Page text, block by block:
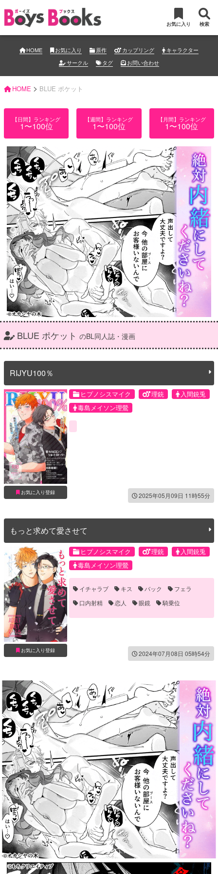
お気に入り 検索
HOME お気に入り 原作 カップリング
キャラクター
サークル
タグ お問い合わせ
HOME > BLUE ポケット
【日間】ランキング
1〜100位
【週間】ランキング
1〜100位
【月間】ランキング
1〜100位
BLUE ポケット のBL同人誌・漫画
RIJYU100％
お気に入り登録
ヒプノシスマイク 理銃
入間銃兎
毒島メイソン理鶯
2025年05月09日 11時55分
もっと求めて愛させて
お気に入り登録
ヒプノシスマイク 理銃
入間銃兎
毒島メイソン理鶯
イチャラブ キス バック
フェラ
口内射精
恋人 眼鏡 騎乗位
2024年07月08日 05時54分